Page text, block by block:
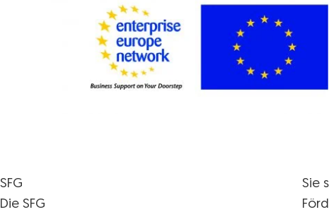
SFG
Die SFG
Sie